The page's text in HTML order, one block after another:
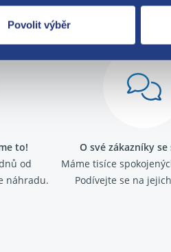
Povolit výběr
Za kvalitu
to!
od
náhradu.
O své zákazníky
Máme tisíce
Podívejte se na jejich